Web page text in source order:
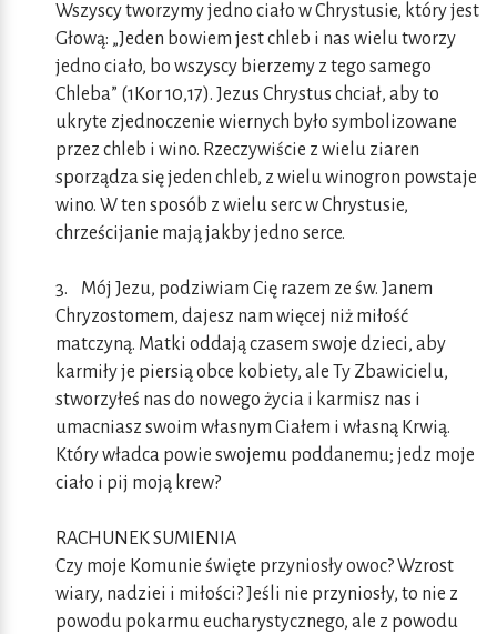
Wszyscy tworzymy jedno ciało w Chrystusie, który jest
Głową: „Jeden bowiem jest chleb i nas wielu tworzy
jedno ciało, bo wszyscy bierzemy z tego samego
Chleba” (1Kor 10,17). Jezus Chrystus chciał, aby to
ukryte zjednoczenie wiernych było symbolizowane
przez chleb i wino. Rzeczywiście z wielu ziaren
sporządza się jeden chleb, z wielu winogron powstaje
wino. W ten sposób z wielu serc w Chrystusie,
chrześcijanie mają jakby jedno serce.
3. Mój Jezu, podziwiam Cię razem ze św. Janem
Chryzostomem, dajesz nam więcej niż miłość
matczyną. Matki oddają czasem swoje dzieci, aby
karmiły je piersią obce kobiety, ale Ty Zbawicielu,
stworzyłeś nas do nowego życia i karmisz nas i
umacniasz swoim własnym Ciałem i własną Krwią.
Który władca powie swojemu poddanemu; jedz moje
ciało i pij moją krew?
RACHUNEK SUMIENIA
Czy moje Komunie święte przyniosły owoc? Wzrost
wiary, nadziei i miłości? Jeśli nie przyniosły, to nie z
powodu pokarmu eucharystycznego, ale z powodu